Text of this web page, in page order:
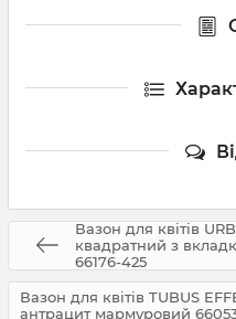
Вазон для квітів
квадратний з
66176-425
Вазон для квітів TUBUS
антрацит мармуровий